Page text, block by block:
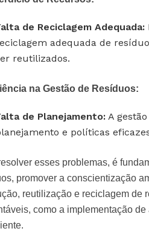
de Reciclagem Adequada:
adequada de
reutilizados.
na Gestão de Resíduos:
de Planejamento: A
e políticas
esses problemas, é
promover a conscientização
reutilização e reciclagem de
como a implementação